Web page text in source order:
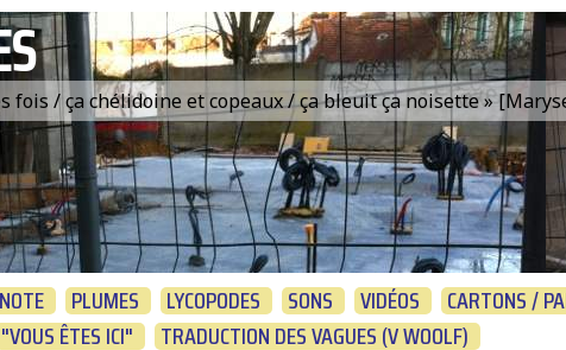
fois / ça chélidoine et copeaux / ça bleuit ça noisette »
PLUMES LYCOPODES SONS VIDÉOS
CARTONS /
"VOUS ÊTES ICI"
TRADUCTION DES VAGUES (V WOOLF)